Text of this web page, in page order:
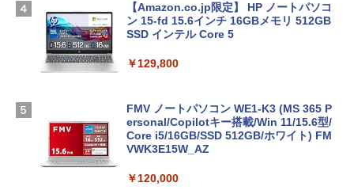
【Amazon.co.jp限定】 HP ノートパソコ
ン 15-fd 15.6インチ 16GBメモリ 512GB
SSD インテル Core 5
￥129,800
FMV ノートパソコン WE1-K3 (MS 365 P
ersonal/Copilotキー搭載/Win 11/15.6型/
Core i5/16GB/SSD 512GB/ホワイト) FM
VWK3E15W_AZ
￥120,000